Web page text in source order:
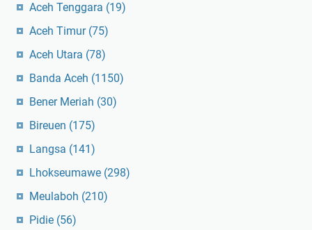
Aceh Tenggara (19)
Aceh Timur (75)
Aceh Utara (78)
Banda Aceh (1150)
Bener Meriah (30)
Bireuen (175)
Langsa (141)
Lhokseumawe (298)
Meulaboh (210)
Pidie (56)